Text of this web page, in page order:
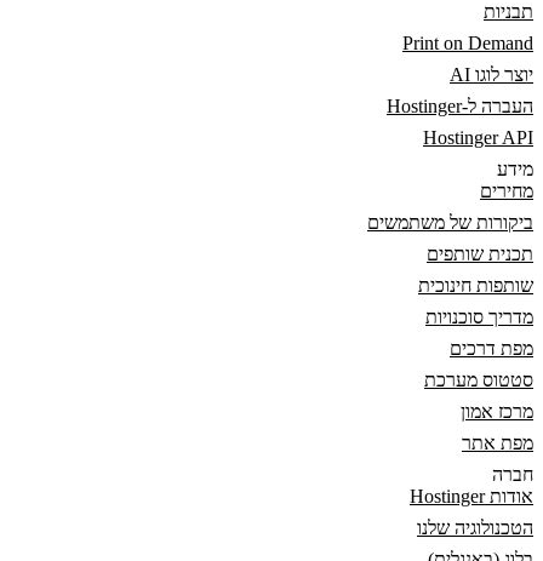
תבניות
Print on Demand
יוצר לוגו AI
העברה ל-Hostinger
Hostinger API
מידע
מחירים
ביקורות של משתמשים
תכנית שותפים
שותפות חינוכית
מדריך סוכנויות
מפת דרכים
סטטוס מערכת
מרכז אמון
מפת אתר
חברה
אודות Hostinger
הטכנולוגיה שלנו